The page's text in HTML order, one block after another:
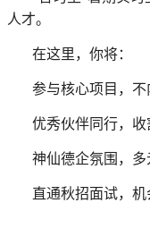
人才。
在这里，你将：
参与核心项目，
优秀伙伴同行，收
神仙德企氛围，
直通秋招面试，